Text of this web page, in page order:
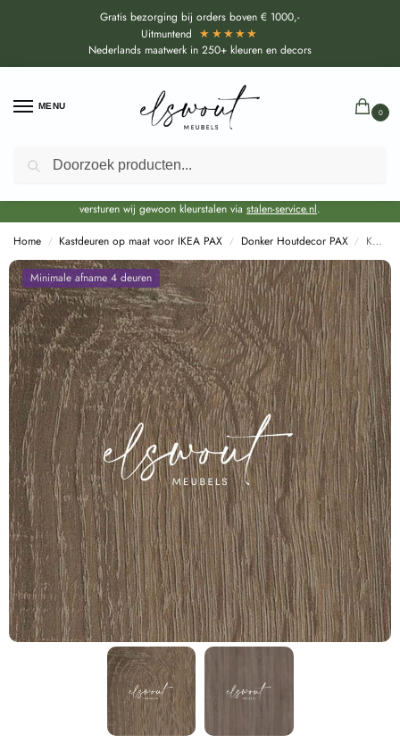
Gratis bezorging bij orders boven € 1000,-
Uitmuntend ★★★★★
Nederlands maatwerk in 250+ kleuren en decors
MENU
0
Door de bouwvakperiode geldt voor alle collecties momenteel een EXTRA
levertijd van circa 3-4 weken bovenop de reguliere levertijd.
versturen wij gewoon kleurstalen via stalen-service.nl.
Home / Kastdeuren op maat voor IKEA PAX / Donker Houtdecor PAX / Kastdeuren op maat Sonoma eiken truffel (R20031 RU) voor IKEA PAX
Minimale afname 4 deuren